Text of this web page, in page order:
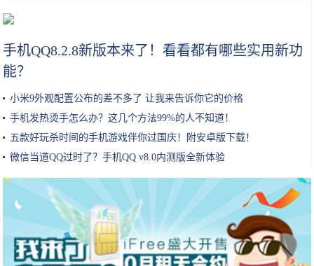
手机QQ8.2.8新版本来了！看看都有哪些实用新功
能？
小米9外观配置公布的差不多了 让我来告诉你它的价格
手机发热烫手怎么办？这几个方法99%的人不知道！
五款好玩杀时间的手机游戏伴你过国庆！附安卓版下载！
微信当道QQ过时了？手机QQ v8.0内测版全新体验